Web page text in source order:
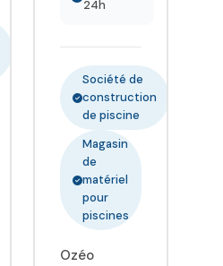
24h
Société de
construction
de piscine
Magasin
de
matériel
pour
piscines
Ozéo